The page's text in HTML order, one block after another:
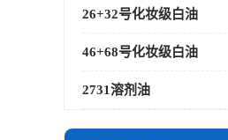
26+32号化妆级白油
46+68号化妆级白油
2731溶剂油